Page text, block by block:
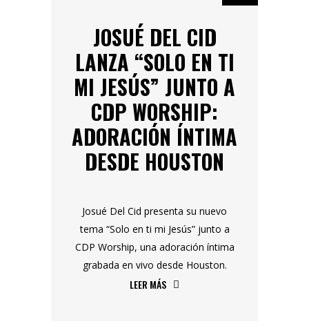
JOSUÉ DEL CID
LANZA “SOLO EN TI
MI JESÚS” JUNTO A
CDP WORSHIP:
ADORACIÓN ÍNTIMA
DESDE HOUSTON
Josué Del Cid presenta su nuevo
tema “Solo en ti mi Jesús” junto a
CDP Worship, una adoración íntima
grabada en vivo desde Houston.
LEER MÁS